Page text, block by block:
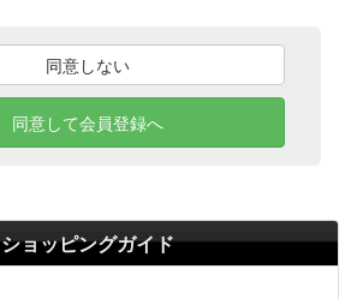
同意しない
同意して会員登録へ
ショッピングガイド